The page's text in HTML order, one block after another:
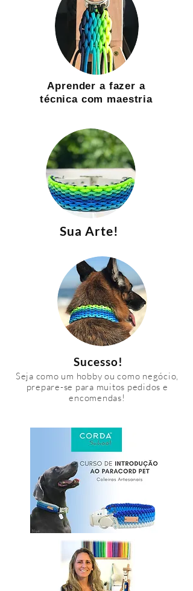
Aprender a fazer a
técnica com maestria
Sua Arte!
Sucesso!
Seja como um hobby ou como negócio,
prepare-se para muitos pedidos e
encomendas!